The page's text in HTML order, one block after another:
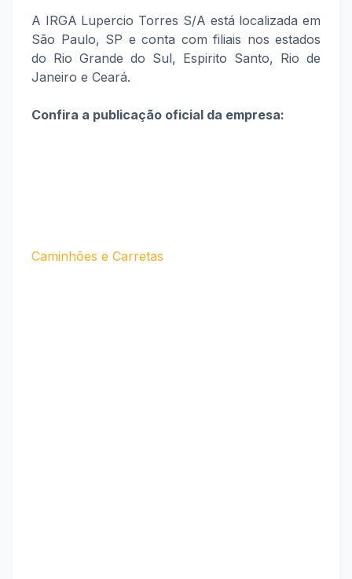
A IRGA Lupercio Torres S/A está localizada em
São Paulo, SP e conta com filiais nos estados
do Rio Grande do Sul, Espirito Santo, Rio de
Janeiro e Ceará.
Confira a publicação oficial da empresa:
Caminhões e Carretas